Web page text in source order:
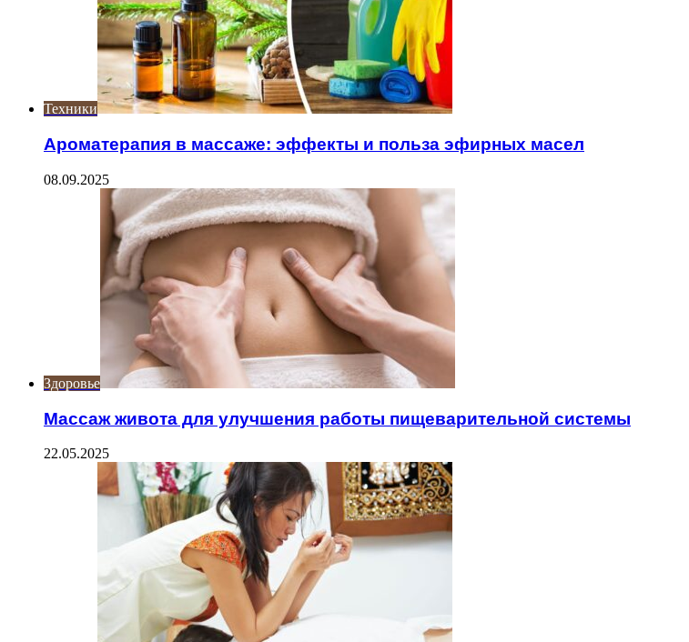
Техники
Ароматерапия в массаже: эффекты и польза эфирных масел
08.09.2025
Здоровье
Массаж живота для улучшения работы пищеварительной системы
22.05.2025